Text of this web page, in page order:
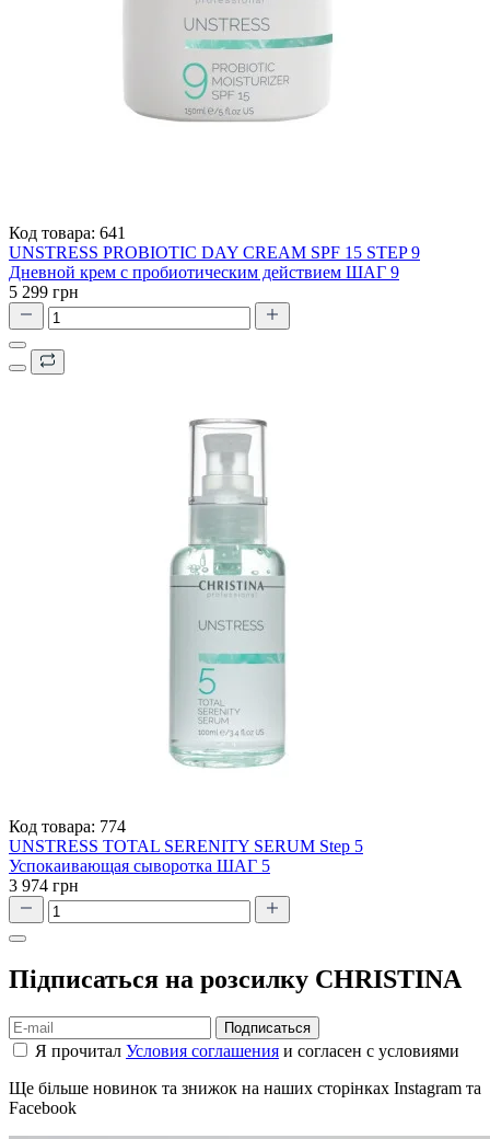
Код товара: 641
UNSTRESS PROBIOTIC DAY CREAM SPF 15 STEP 9
Дневной крем с пробиотическим действием ШАГ 9
5 299 грн
Код товара: 774
UNSTRESS TOTAL SERENITY SERUM Step 5
Успокаивающая сыворотка ШАГ 5
3 974 грн
Підписаться на розсилку CHRISTINA
Подписаться
Я прочитал Условия соглашения и согласен с условиями
Ще більше новинок та знижок на наших сторінках Instagram та
Facebook